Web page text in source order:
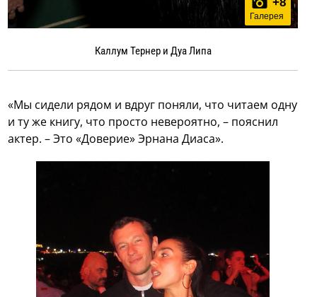
Галерея
Каллум Тернер и Дуа Липа
«Мы сидели рядом и вдруг поняли, что читаем одну
и ту же книгу, что просто невероятно, – пояснил
актер. – Это «Доверие» Эрнана Диаса».